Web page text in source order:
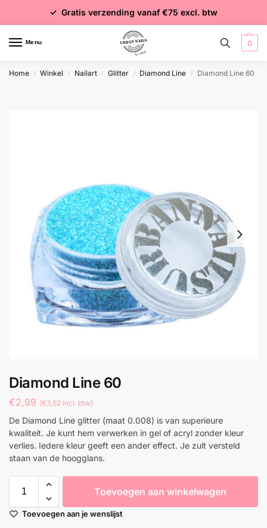
✓ Gratis verzending vanaf €75 excl. btw
✓ Voor 15:00 besteld = dezelfde dag verzonden
✓ Meer dan 4000 producten
Menu 0
Home / Winkel / Nailart / Glitter / Diamond Line / Diamond Line 60
Diamond Line 60
€2,99 (€3,62 incl. btw)
De Diamond Line glitter (maat 0.008) is van superieure
kwaliteit. Je kunt hem verwerken in gel of acryl zonder kleur
verlies. Iedere kleur geeft een ander effect. Je zult versteld
staan van de hoogglans.
Toevoegen aan winkelwagen
Toevoegen aan je wenslijst